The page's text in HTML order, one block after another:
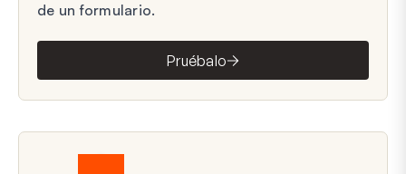
de un formulario.
Pruébalo